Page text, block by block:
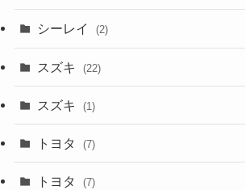
シーレイ (2)
スズキ (22)
スズキ (1)
トヨタ (7)
トヨタ (7)